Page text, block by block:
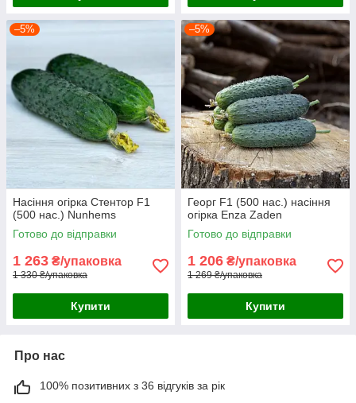
–5%
Насіння огірка Стентор F1
(500 нас.) Nunhems
Готово до відправки
1 263 ₴/упаковка
1 330 ₴/упаковка
Купити
–5%
Георг F1 (500 нас.) насіння
огірка Enza Zaden
Готово до відправки
1 206 ₴/упаковка
1 269 ₴/упаковка
Купити
Про нас
100% позитивних з 36 відгуків за рік